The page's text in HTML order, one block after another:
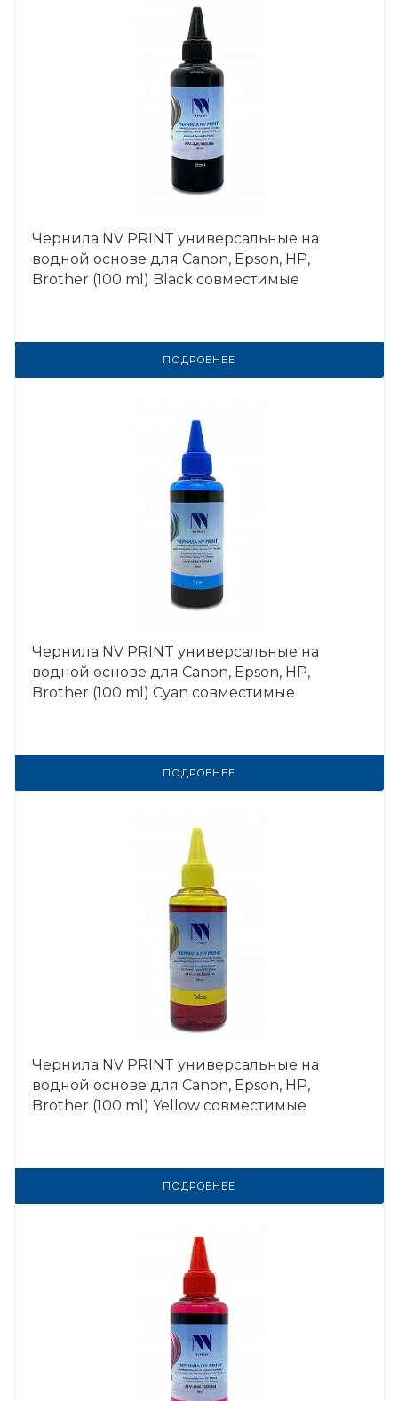
Чернила NV PRINT универсальные на
водной основе для Сanon, Epson, НР,
Brother (100 ml) Black совместимые
ПОДРОБНЕЕ
Чернила NV PRINT универсальные на
водной основе для Сanon, Epson, НР,
Brother (100 ml) Cyan совместимые
ПОДРОБНЕЕ
Чернила NV PRINT универсальные на
водной основе для Сanon, Epson, НР,
Brother (100 ml) Yellow совместимые
ПОДРОБНЕЕ